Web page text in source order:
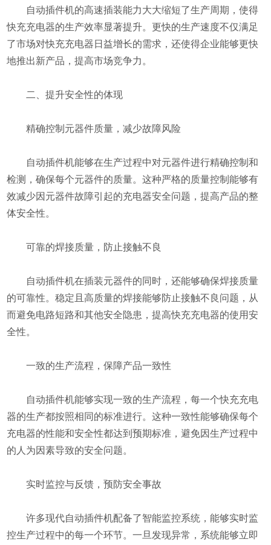
自动插件机的高速插装能力大大缩短了生产周期，使得
快充充电器的生产效率显著提升。更快的生产速度不仅满足
了市场对快充充电器日益增长的需求，还使得企业能够更快
地推出新产品，提高市场竞争力。
二、提升安全性的体现
精确控制元器件质量，减少故障风险
自动插件机能够在生产过程中对元器件进行精确控制和
检测，确保每个元器件的质量。这种严格的质量控制能够有
效减少因元器件故障引起的充电器安全问题，提高产品的整
体安全性。
可靠的焊接质量，防止接触不良
自动插件机在插装元器件的同时，还能够确保焊接质量
的可靠性。稳定且高质量的焊接能够防止接触不良问题，从
而避免电路短路和其他安全隐患，提高快充充电器的使用安
全性。
一致的生产流程，保障产品一致性
自动插件机能够实现一致的生产流程，每一个快充充电
器的生产都按照相同的标准进行。这种一致性能够确保每个
充电器的性能和安全性都达到预期标准，避免因生产过程中
的人为因素导致的安全问题。
实时监控与反馈，预防安全事故
许多现代自动插件机配备了智能监控系统，能够实时监
控生产过程中的每一个环节。一旦发现异常，系统能够立即